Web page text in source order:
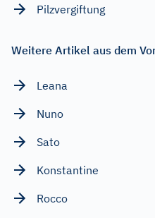
Pilzvergiftung
Weitere Artikel aus dem
Leana
Nuno
Sato
Konstantine
Rocco